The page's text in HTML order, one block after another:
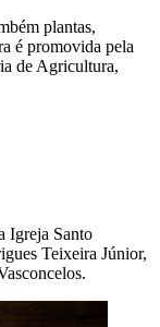
plantas,
é promovida pela
de Agricultura,
Igreja Santo
Teixeira Júnior,